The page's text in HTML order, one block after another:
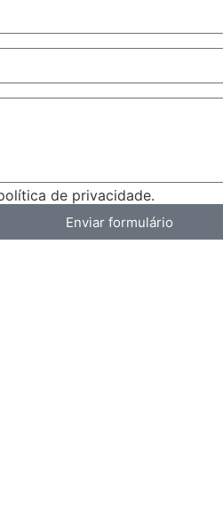
de privacidade.
Enviar formulário